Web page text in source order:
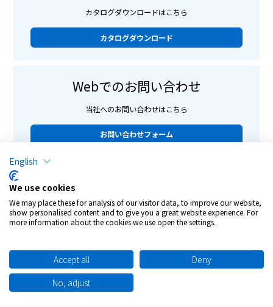
カタログダウンロードはこちら
カタログダウンロード
Webでのお問い合わせ
当社へのお問い合わせはこちら
お問い合わせフォーム
個人情報保護について
サイトマップ
English
We use cookies
We may place these for analysis of our visitor data, to improve our website,
show personalised content and to give you a great website experience. For
more information about the cookies we use open the settings.
Accept all
Deny
No, adjust